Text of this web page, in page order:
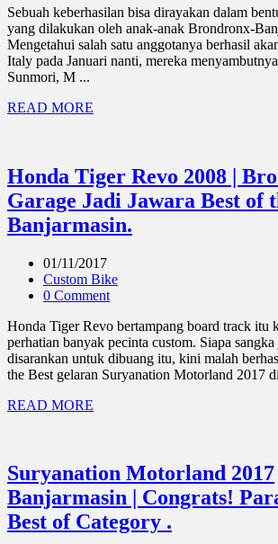
Sebuah keberhasilan bisa dirayakan dalam
yang dilakukan oleh anak-anak Brondronx-
Mengetahui salah satu anggotanya berhasil
Italy pada Januari nanti, mereka
Sunmori, M ...
READ MORE
Honda Tiger Revo 2008 |
Garage Jadi Jawara Best of
Banjarmasin.
01/11/2017
Custom Bike
0 Comment
Honda Tiger Revo bertampang board track itu
perhatian banyak pecinta custom. Siapa
disarankan untuk dibuang itu, kini malah
the Best gelaran Suryanation Motorland 2017
READ MORE
Suryanation Motorland 2017
Banjarmasin | Congrats!
Best of Category .